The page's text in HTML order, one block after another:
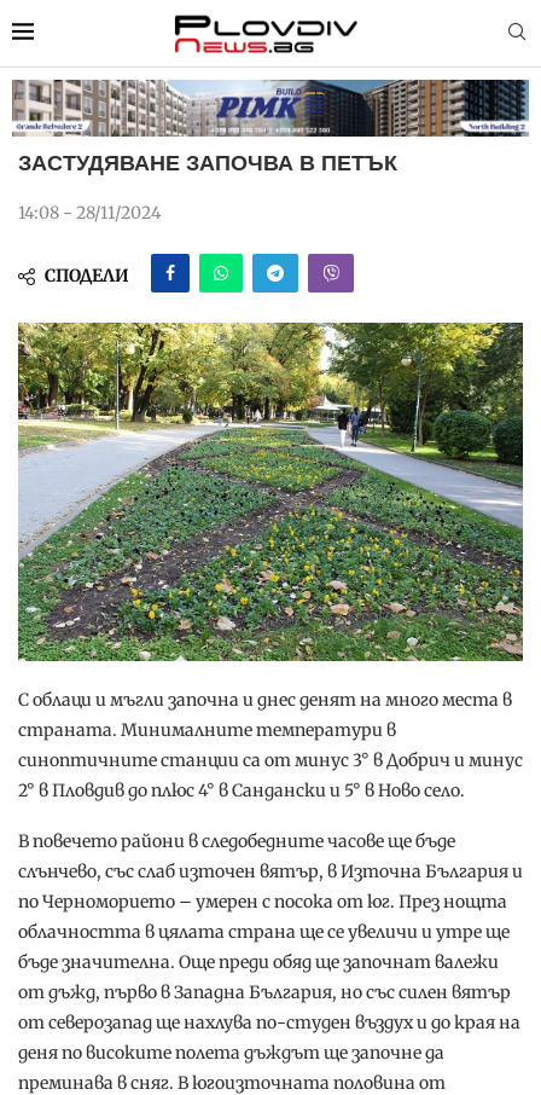
ЗАСТУДЯВАНЕ ЗАПОЧВА В ПЕТЪК
14:08 - 28/11/2024
СПОДЕЛИ
С облаци и мъгли започна и днес денят на много места в
страната. Минималните температури в
синоптичните станции са от минус 3° в Добрич и минус
2° в Пловдив до плюс 4° в Сандански и 5° в Ново село.
В повечето райони в следобедните часове ще бъде
слънчево, със слаб източен вятър, в Източна България и
по Черноморието – умерен с посока от юг. През нощта
облачността в цялата страна ще се увеличи и утре ще
бъде значителна. Още преди обяд ще започнат валежи
от дъжд, първо в Западна България, но със силен вятър
от северозапад ще нахлува по-студен въздух и до края на
деня по високите полета дъждът ще започне да
преминава в сняг. В югоизточната половина от